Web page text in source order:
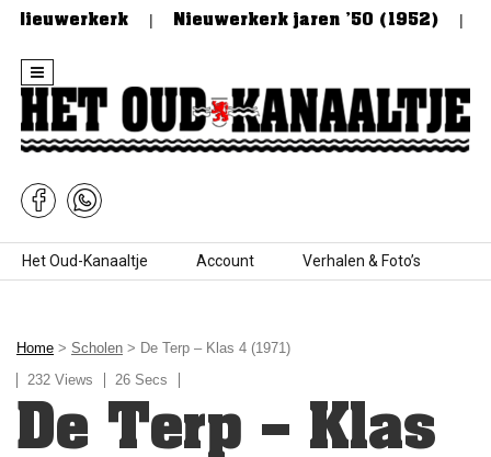
Nieuwerkerk jaren ’50 (1952)
Skip to content
Het Oud-Kanaaltje Account Verhalen & Foto’s
Home > Scholen > De Terp – Klas 4 (1971)
232 Views
26 Secs
De Terp – Klas